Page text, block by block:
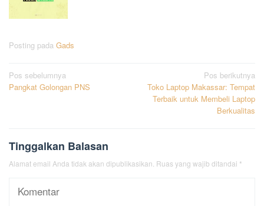
Posting pada Gads
Navigasi
pos
Pos sebelumnya
Pangkat Golongan PNS
Pos berikutnya
Toko Laptop Makassar: Tempat
Terbaik untuk Membeli Laptop
Berkualitas
Tinggalkan Balasan
Alamat email Anda tidak akan dipublikasikan. Ruas yang wajib ditandai *